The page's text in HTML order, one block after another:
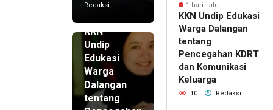
Redaksi
KKN
Undip
Edukasi
Warga
Dalangan
tentang
1 hari lalu
KKN Undip Edukasi
Warga Dalangan
tentang
Pencegahan KDRT
dan Komunikasi
Keluarga
10 Redaksi